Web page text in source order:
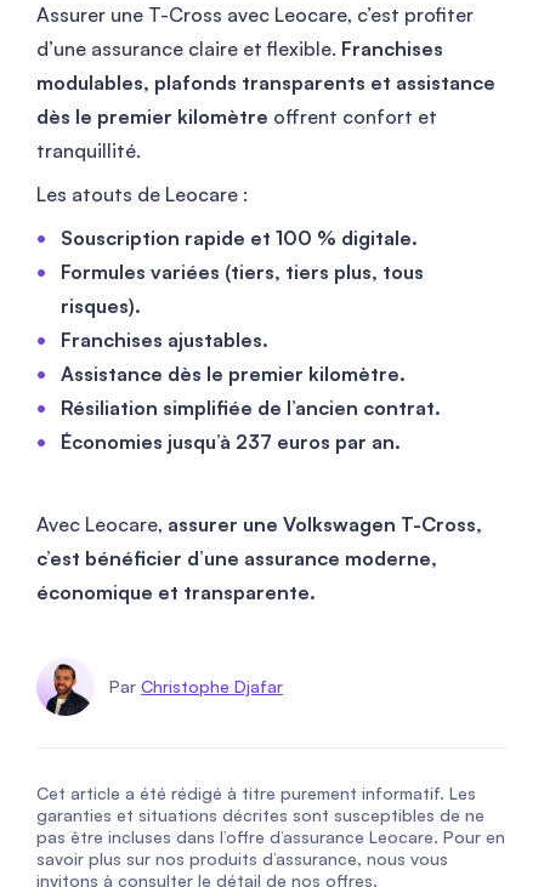
Assurer une T-Cross avec Leocare, c’est profiter
d’une assurance claire et flexible. Franchises
modulables, plafonds transparents et assistance
dès le premier kilomètre offrent confort et
tranquillité.
Les atouts de Leocare :
Souscription rapide et 100 % digitale.
Formules variées (tiers, tiers plus, tous
risques).
Franchises ajustables.
Assistance dès le premier kilomètre.
Résiliation simplifiée de l’ancien contrat.
Économies jusqu’à 237 euros par an.
Avec Leocare, assurer une Volkswagen T-Cross,
c’est bénéficier d’une assurance moderne,
économique et transparente.
Par Christophe Djafar
Cet article a été rédigé à titre purement informatif. Les
garanties et situations décrites sont susceptibles de ne
pas être incluses dans l’offre d’assurance Leocare. Pour en
savoir plus sur nos produits d’assurance, nous vous
invitons à consulter le détail de nos offres.